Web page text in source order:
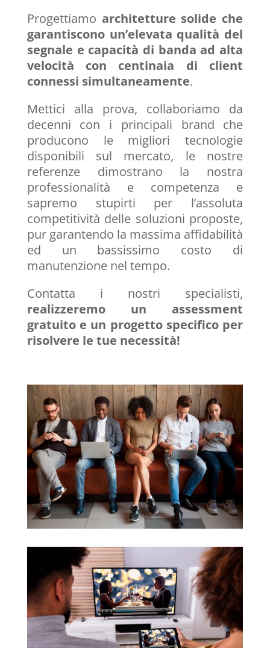
Progettiamo architetture solide che
garantiscono un’elevata qualità del
segnale e capacità di banda ad alta
velocità con centinaia di client
connessi simultaneamente.
Mettici alla prova, collaboriamo da
decenni con i principali brand che
producono le migliori tecnologie
disponibili sul mercato, le nostre
referenze dimostrano la nostra
professionalità e competenza e
sapremo stupirti per l’assoluta
competitività delle soluzioni proposte,
pur garantendo la massima affidabilità
ed un bassissimo costo di
manutenzione nel tempo.
Contatta i nostri specialisti,
realizzeremo un
assessment
gratuito e un progetto specifico per
risolvere le tue necessità!